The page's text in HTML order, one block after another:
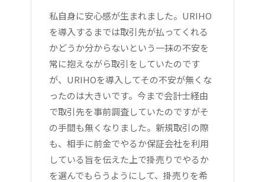
私自身に安心感が生まれました。URIHO
を導入するまでは取引先が払ってくれる
かどうか分からないという一抹の不安を
常に抱えながら取引をしていたのです
が、URIHOを導入してその不安が無くな
ったのは大きいです。今まで会計士経由
で取引先を事前調査していたのですがそ
の手間も無くなりました。新規取引の際
も、相手に前金でやるか保証会社を利用
している旨を伝えた上で掛売りでやるか
を選んでもらうようにして、掛売りを希